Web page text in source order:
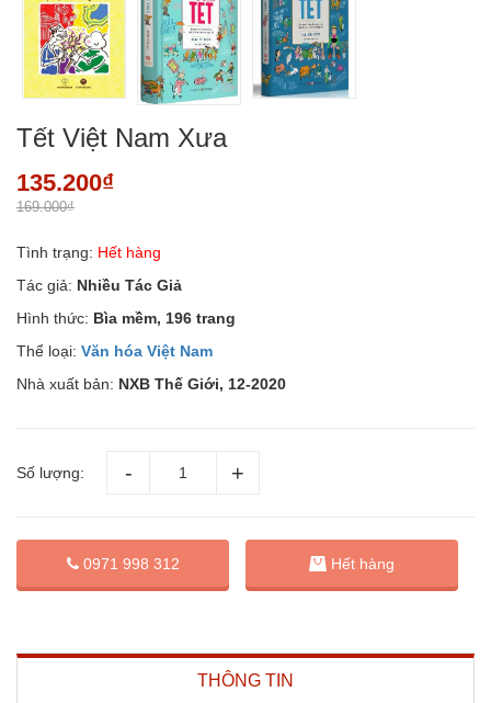
Tết Việt Nam Xưa
135.200₫
169.000₫
Tình trạng: Hết hàng
Tác giả: Nhiều Tác Giả
Hình thức: Bìa mềm, 196 trang
Thể loại: Văn hóa Việt Nam
Nhà xuất bản: NXB Thế Giới, 12-2020
Số lượng:
0971 998 312 Hết hàng
THÔNG TIN